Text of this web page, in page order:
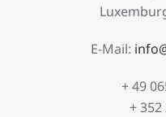
E-Mail:
+ 49
+ 352